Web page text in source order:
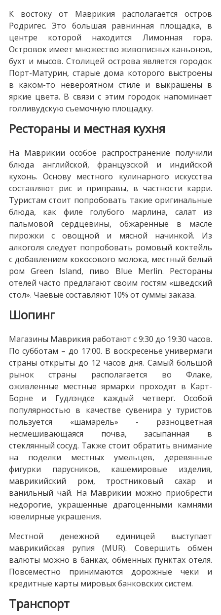
К востоку от Маврикия располагается остров
Родригес. Это большая равнинная площадка, в
центре которой находится Лимонная гора.
Островок имеет множество живописных каньонов,
бухт и мысов. Столицей острова является городок
Порт-Матурин, старые дома которого выстроены
в каком-то невероятном стиле и выкрашены в
яркие цвета. В связи с этим городок напоминает
голливудскую съемочную площадку.
Рестораны и местная кухня
На Маврикии особое распространение получили
блюда английской, французской и индийской
кухонь. Основу местного кулинарного искусства
составляют рис и приправы, в частности карри.
Туристам стоит попробовать такие оригинальные
блюда, как филе голубого марлина, салат из
пальмовой сердцевины, обжаренные в масле
пирожки с овощной и мясной начинкой. Из
алкоголя следует попробовать ромовый коктейль
с добавлением кокосового молока, местный белый
ром Green Island, пиво Blue Merlin. Рестораны
отелей часто предлагают своим гостям «шведский
стол». Чаевые составляют 10% от суммы заказа.
Шопинг
Магазины Маврикия работают с 9:30 до 19:30 часов.
По субботам – до 17:00. В воскресенье универмаги
страны открыты до 12 часов дня. Самый большой
рынок страны располагается во Флаке,
оживленные местные ярмарки проходят в Карт-
Борне и Гудлэндсе каждый четверг. Особой
популярностью в качестве сувенира у туристов
пользуется «шамарель» - разноцветная
несмешивающаяся почва, засыпанная в
стеклянный сосуд. Также стоит обратить внимание
на поделки местных умельцев, деревянные
фигурки парусников, кашемировые изделия,
маврикийский ром, тростниковый сахар и
ванильный чай. На Маврикии можно приобрести
недорогие, украшенные драгоценными камнями
ювелирные украшения.
Местной денежной единицей выступает
маврикийская рупия (MUR). Совершить обмен
валюты можно в банках, обменных пунктах отеля.
Повсеместно принимаются дорожные чеки и
кредитные карты мировых банковских систем.
Транспорт